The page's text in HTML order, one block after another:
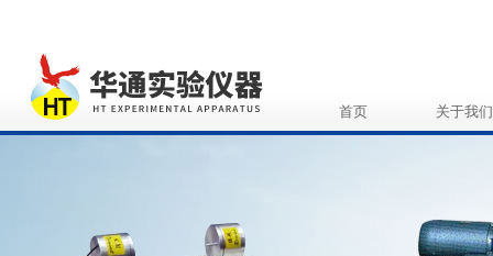
首页 关于我们